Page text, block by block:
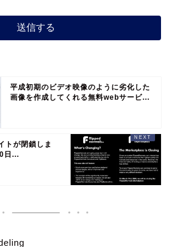
平成初期のビデオ映像のように劣化した
画像を作成してくれる無料webサービ...
が閉鎖しま
日...